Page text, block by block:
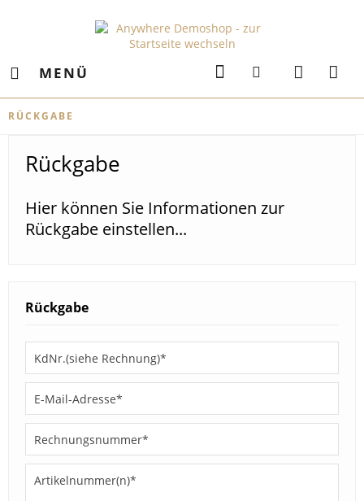
MENÜ
RÜCKGABE
Rückgabe
Hier können Sie Informationen zur
Rückgabe einstellen...
Rückgabe